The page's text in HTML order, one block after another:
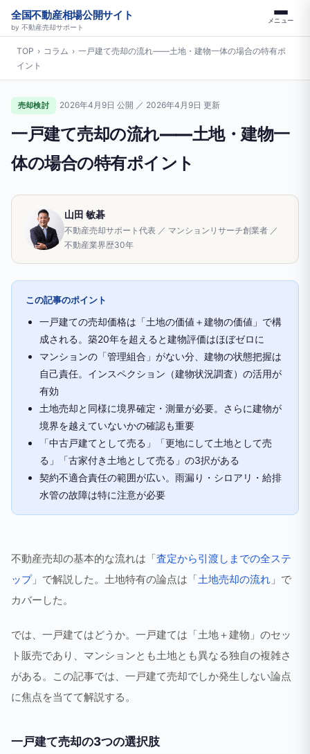
全国不動産相場公開サイト
by 不動産売却サポート
メニュー
TOP › コラム › 一戸建て売却の流れ——土地・建物一体の場合の特有ポ
イント
売却検討 2026年4月9日 公開 ／ 2026年4月9日 更新
一戸建て売却の流れ——土地・建物一
体の場合の特有ポイント
山田 敏碁
不動産売却サポート代表 ／ マンションリサーチ創業者 ／
不動産業界歴30年
この記事のポイント
一戸建ての売却価格は「土地の価値＋建物の価値」で構
成される。築20年を超えると建物評価はほぼゼロに
マンションの「管理組合」がない分、建物の状態把握は
自己責任。インスペクション（建物状況調査）の活用が
有効
土地売却と同様に境界確定・測量が必要。さらに建物が
境界を越えていないかの確認も重要
「中古戸建てとして売る」「更地にして土地として売
る」「古家付き土地として売る」の3択がある
契約不適合責任の範囲が広い。雨漏り・シロアリ・給排
水管の故障は特に注意が必要
不動産売却の基本的な流れは「査定から引渡しまでの全ステ
ップ」で解説した。土地特有の論点は「土地売却の流れ 」で
カバーした。
では、一戸建てはどうか。一戸建ては「土地＋建物」のセッ
ト販売であり、マンションとも土地とも異なる独自の複雑さ
がある。この記事では、一戸建て売却でしか発生しない論点
に焦点を当てて解説する。
一戸建て売却の3つの選択肢